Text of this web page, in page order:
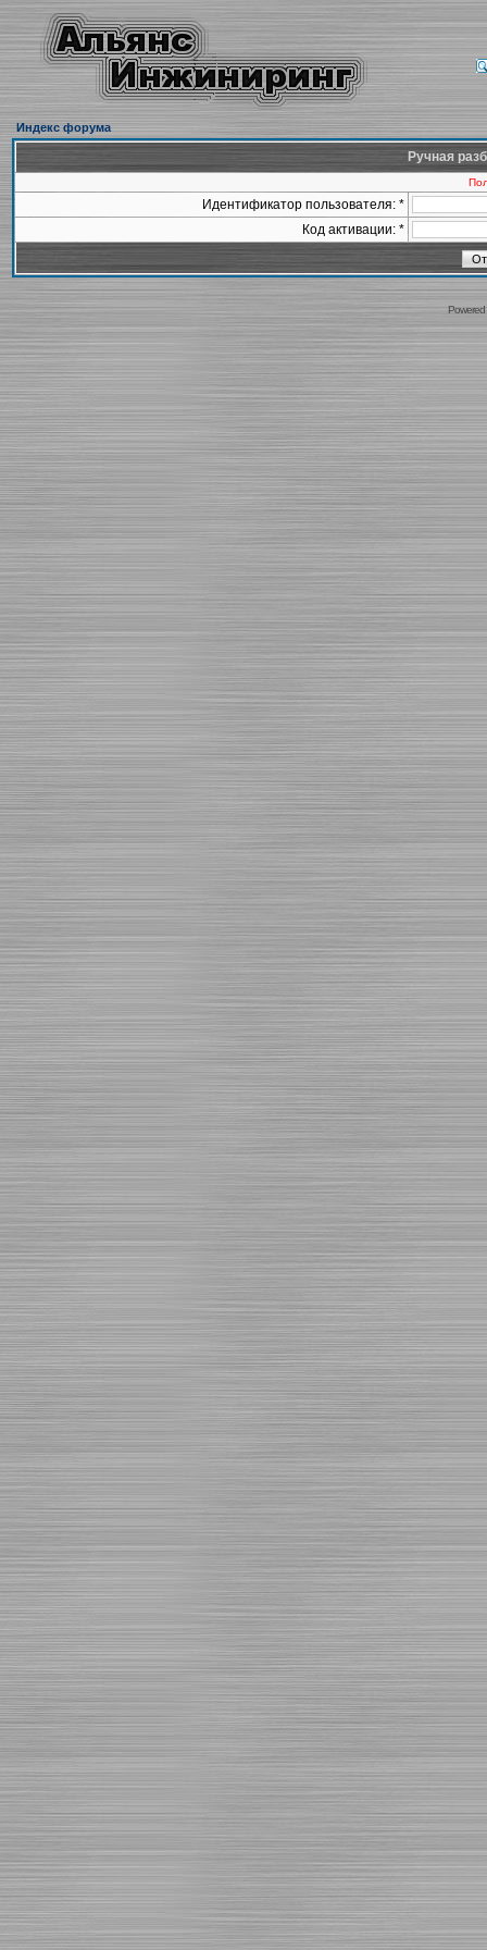
Индекс форума
Ручная
Идентификатор пользователя: *
Код активации: *